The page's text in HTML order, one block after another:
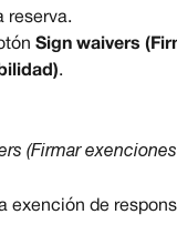
reserva.
Sign waivers
.
(Firmar
exención de